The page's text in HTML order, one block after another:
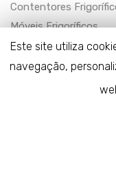
Contentores
Móveis Frigoríficos
Entre-Zonas
© Copyright
Este site utiliza
navegação,